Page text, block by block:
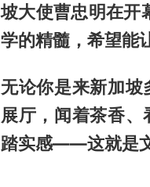
坡大使曹忠明在开
学的精髓，希望能
无论你是来新加
展厅，闻着茶香
踏实感——这就是